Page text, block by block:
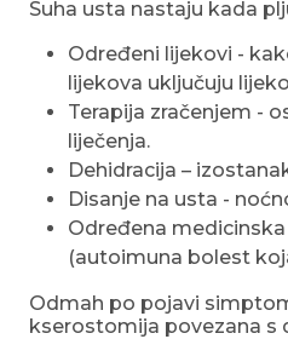
Suha usta nastaju kada
Određeni lijekovi -
lijekova uključuju
Terapija zračenjem -
liječenja.
Dehidracija –
Disanje na usta -
Određena
(autoimuna bolest
Odmah po pojavi
kserostomija povezana s